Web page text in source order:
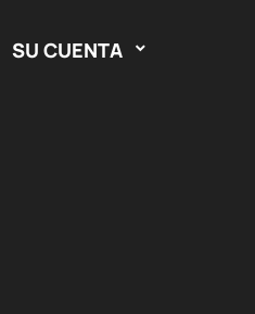
SU CUENTA 